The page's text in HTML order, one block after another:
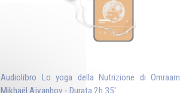
Audiolibro Lo yoga della Nutrizione di Omraam
Mikhaël Aïvanhov - Durata 2h 35'